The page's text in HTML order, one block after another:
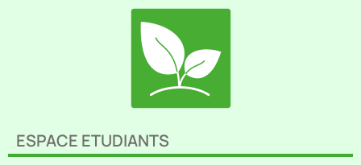
ESPACE ETUDIANTS